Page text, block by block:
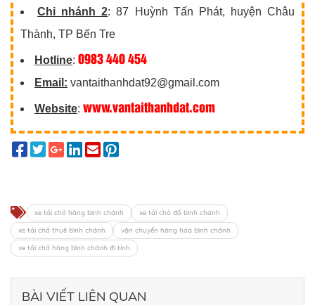
Chi nhánh 2: 87 Huỳnh Tấn Phát, huyện Châu
Thành, TP Bến Tre
Hotline: 0983 440 454
Email: vantaithanhdat92@gmail.com
Website: www.vantaithanhdat.com
xe tải chở hàng bình chánh
xe tải chở đồ bình chánh
xe tải chở thuê bình chánh
vận chuyển hàng hóa bình chánh
xe tải chở hàng bình chánh đi tỉnh
BÀI VIẾT LIÊN QUAN